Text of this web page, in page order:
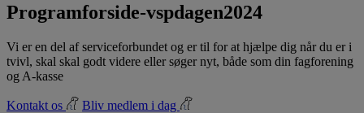
Programforside-vspdagen2024
Vi er en del af serviceforbundet og er til for at hjælpe dig når du er i
tvivl, skal skal godt videre eller søger nyt, både som din fagforening
og A-kasse
Kontakt os Bliv medlem i dag